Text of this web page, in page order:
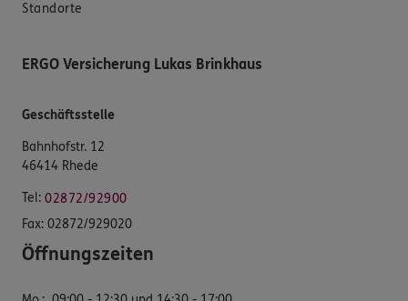
Standorte
ERGO Versicherung Lukas Brinkhaus
Geschäftsstelle
Bahnhofstr. 12
46414 Rhede
Tel: 02872/92900
Fax: 02872/929020
Öffnungszeiten